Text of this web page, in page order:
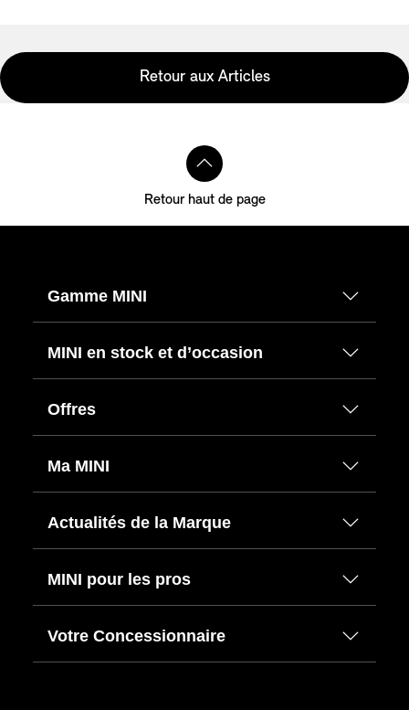
Retour aux Articles
Retour haut de page
Gamme MINI
MINI en stock et d’occasion
Offres
Ma MINI
Actualités de la Marque
MINI pour les pros
Votre Concessionnaire